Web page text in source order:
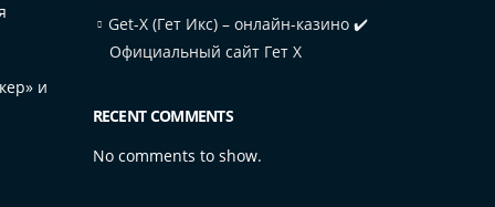
и
Get-X (Гет Икс) – онлайн-казино ✔️
Официальный сайт Гет Х
RECENT COMMENTS
No comments to show.